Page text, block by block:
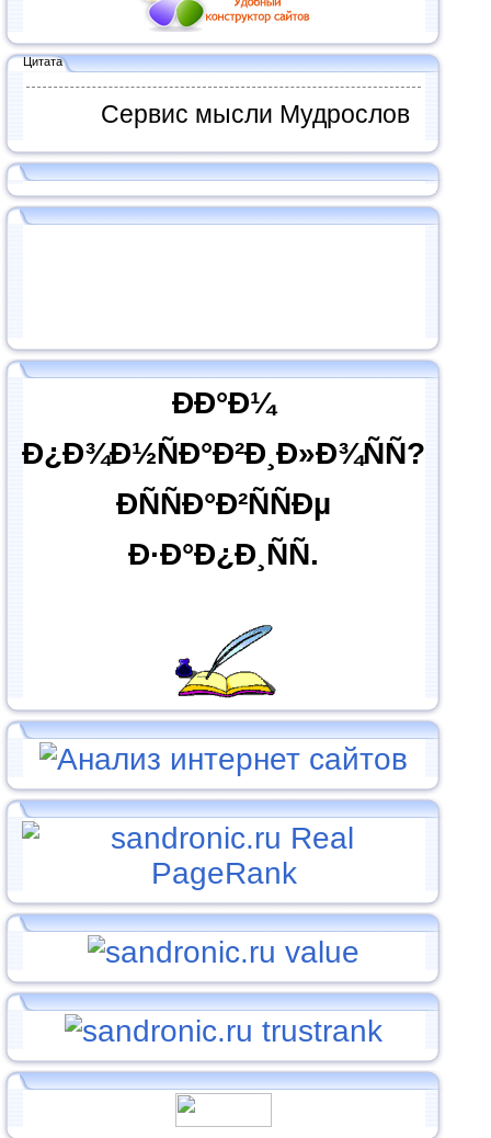
Цитата
Сервис мысли Мудрослов
ÐÐ°Ð¼
Ð¿Ð¾Ð½ÑÐ°Ð²Ð¸Ð»Ð¾ÑÑ?
ÐÑÑÐ°Ð²ÑÑÐµ
Ð·Ð°Ð¿Ð¸ÑÑ.